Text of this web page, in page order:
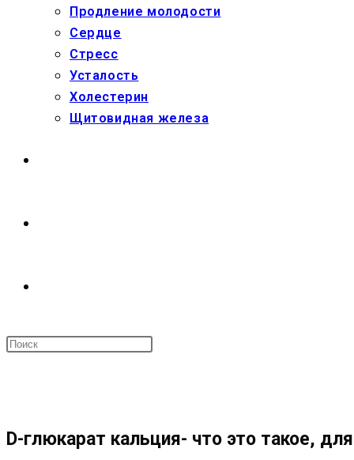
Продление молодости
Сердце
Стресс
Усталость
Холестерин
Щитовидная железа
ПОИСК
D-глюкарат кальция- что это такое,